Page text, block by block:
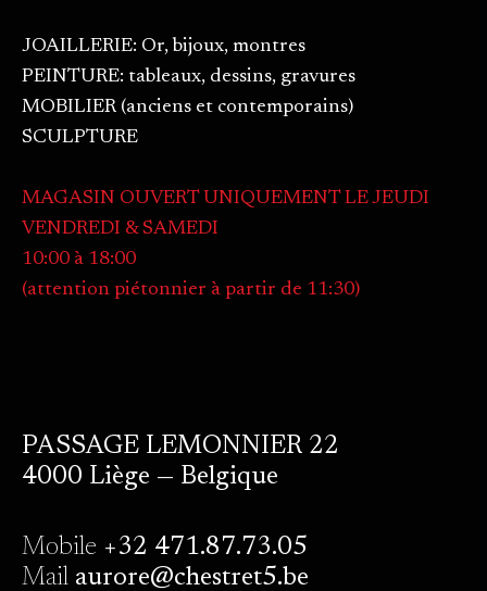
JOAILLERIE: Or, bijoux, montres
PEINTURE: tableaux, dessins, gravures
MOBILIER (anciens et contemporains)
SCULPTURE
MAGASIN OUVERT UNIQUEMENT LE JEUDI
VENDREDI & SAMEDI
10:00 à 18:00
(attention piétonnier à partir de 11:30)
PASSAGE LEMONNIER 22
4000 Liège — Belgique
Mobile +32 471.87.73.05
Mailaurore@chestret5.be